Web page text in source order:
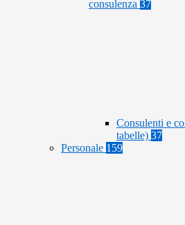
consulenza 37
Consulenti e
tabelle) 37
Personale 159